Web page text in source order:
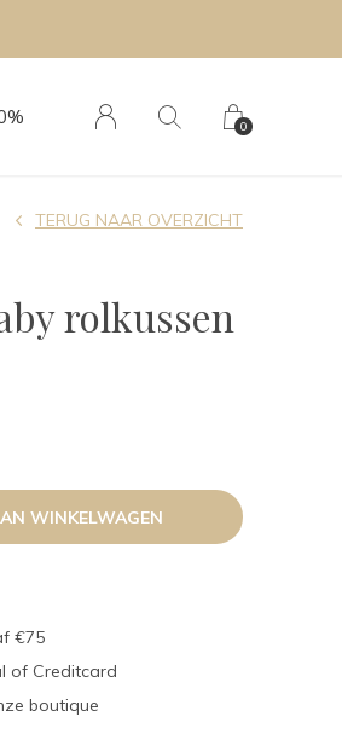
0
rolkussen
TERUG NAAR OVERZICHT
WINKELWAGEN
€75
of Creditcard
boutique